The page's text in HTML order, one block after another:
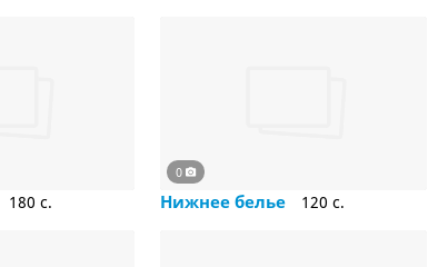
180 c.
0
Нижнее белье 120 c.